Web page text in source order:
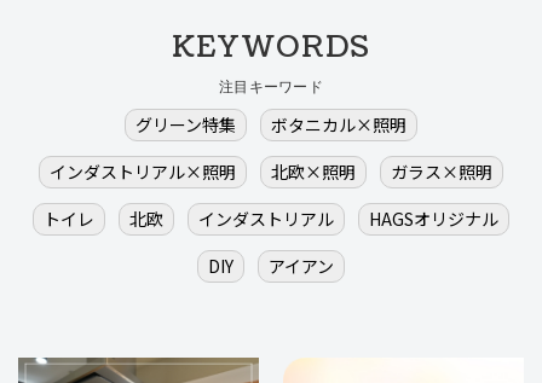
KEYWORDS
注目キーワード
グリーン特集
ボタニカル×照明
インダストリアル×照明
北欧×照明
ガラス×照明
トイレ
北欧 インダストリアル
HAGSオリジナル
DIY
アイアン